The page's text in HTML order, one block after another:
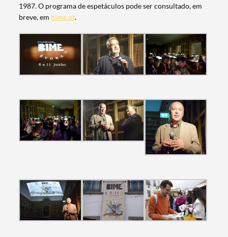
Categorias gerais
Filtros
1987. O programa de espetáculos pode ser consultado, em
breve, em bime.pt.